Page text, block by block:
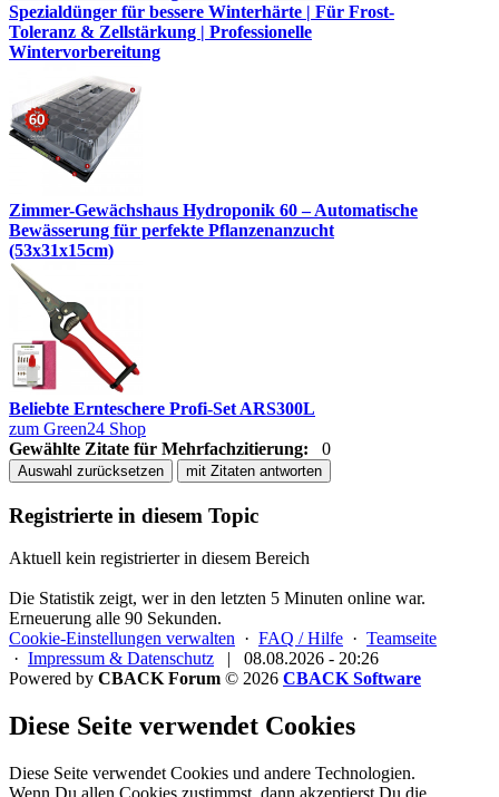
Spezialdünger für bessere Winterhärte | Für Frost-
Toleranz & Zellstärkung | Professionelle
Wintervorbereitung
Zimmer-Gewächshaus Hydroponik 60 – Automatische
Bewässerung für perfekte Pflanzenanzucht
(53x31x15cm)
Beliebte Ernteschere Profi-Set ARS300L
zum Green24 Shop
Gewählte Zitate für Mehrfachzitierung:
0
Auswahl zurücksetzen mit Zitaten antworten
Registrierte in diesem Topic
Aktuell kein registrierter in diesem Bereich
Die Statistik zeigt, wer in den letzten 5 Minuten online war.
Erneuerung alle 90 Sekunden.
Cookie-Einstellungen verwalten · FAQ / Hilfe · Teamseite
· Impressum & Datenschutz |
08.08.2026 - 20:26
Powered by CBACK Forum © 2026 CBACK Software
Diese Seite verwendet Cookies
Diese Seite verwendet Cookies und andere Technologien.